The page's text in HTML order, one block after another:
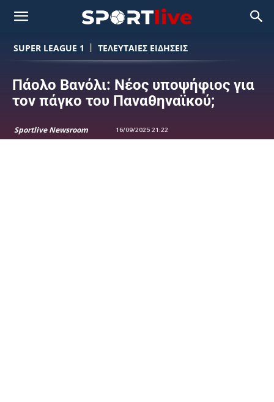
SUPER LEAGUE 1 ΤΕΛΕΥΤΑΙΕΣ ΕΙΔΗΣΕΙΣ
Πάολο Βανόλι: Νέος υποψήφιος για
τον πάγκο του Παναθηναϊκού;
Sportlive Newsroom 16/09/2025 21:22